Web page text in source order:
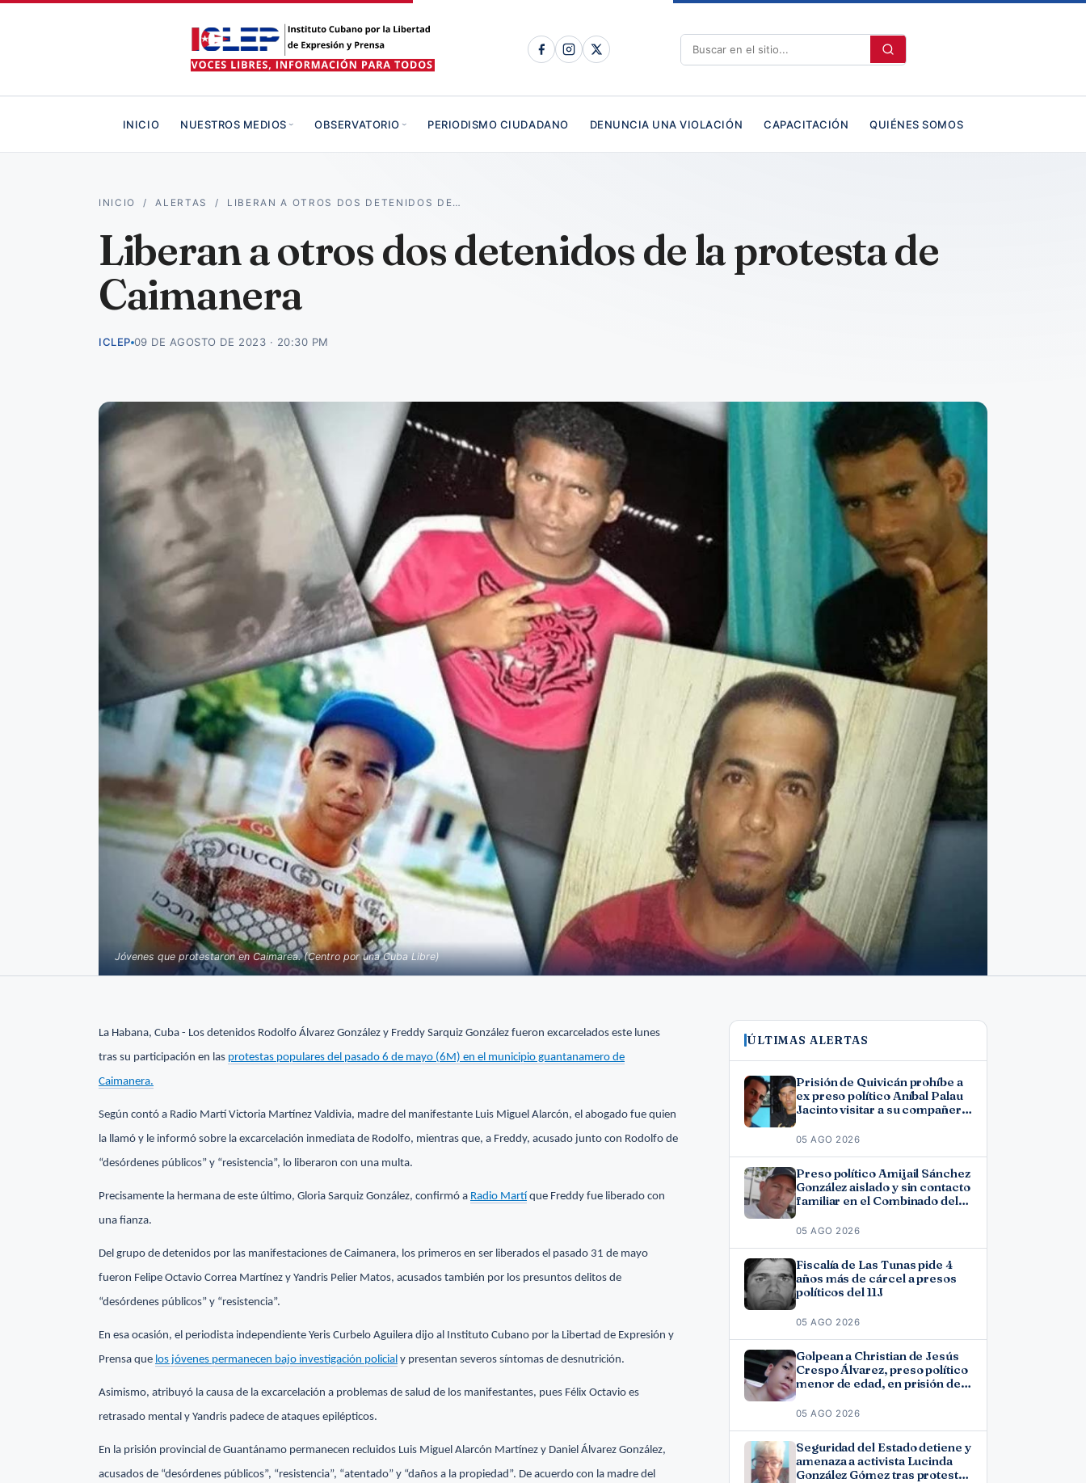
INICIO NUESTROS MEDIOS OBSERVATORIO PERIODISMO CIUDADANO DENUNCIA UNA VIOLACIÓN CAPACITACIÓN QUIÉNES SOMOS
INICIO /ALERTAS / LIBERAN A OTROS DOS DETENIDOS DE…
Liberan a otros dos detenidos de la protesta de
Caimanera
ICLEP 09 DE AGOSTO DE 2023 · 20:30 PM
Jóvenes que protestaron en Caimarea. (Centro por una Cuba Libre)
La Habana, Cuba - Los detenidos Rodolfo Álvarez González y Freddy Sarquiz González fueron excarcelados este lunes
tras su participación en las protestas populares del pasado 6 de mayo (6M) en el municipio guantanamero de
Caimanera.
Según contó a Radio Martí Victoria Martínez Valdivia, madre del manifestante Luis Miguel Alarcón, el abogado fue quien
la llamó y le informó sobre la excarcelación inmediata de Rodolfo, mientras que, a Freddy, acusado junto con Rodolfo de
“desórdenes públicos” y “resistencia”, lo liberaron con una multa.
Precisamente la hermana de este último, Gloria Sarquiz González, confirmó a Radio Martíque Freddy fue liberado con
una fianza.
Del grupo de detenidos por las manifestaciones de Caimanera, los primeros en ser liberados el pasado 31 de mayo
fueron Felipe Octavio Correa Martínez y Yandris Pelier Matos, acusados también por los presuntos delitos de
“desórdenes públicos” y “resistencia”.
En esa ocasión, el periodista independiente Yeris Curbelo Aguilera dijo al Instituto Cubano por la Libertad de Expresión y
Prensa que los jóvenes permanecen bajo investigación policial y presentan severos síntomas de desnutrición.
Asimismo, atribuyó la causa de la excarcelación a problemas de salud de los manifestantes, pues Félix Octavio es
retrasado mental y Yandris padece de ataques epilépticos.
En la prisión provincial de Guantánamo permanecen recluidos Luis Miguel Alarcón Martínez y Daniel Álvarez González,
acusados de “desórdenes públicos”, “resistencia”, “atentado” y “daños a la propiedad”. De acuerdo con la madre del
ÚLTIMAS ALERTAS
Prisión de Quivicán prohíbe a
ex preso político Aníbal Palau
Jacinto visitar a su compañero
Fonseca
05 AGO 2026
Preso político Amijail Sánchez
González aislado y sin contacto
familiar en el Combinado del
05 AGO 2026
Fiscalía de Las Tunas pide 4
años más de cárcel a presos
políticos del 11J
05 AGO 2026
Golpean a Christian de Jesús
Crespo Álvarez, preso político
menor de edad, en prisión de
05 AGO 2026
Seguridad del Estado detiene y
amenaza a activista Lucinda
González Gómez tras protesta